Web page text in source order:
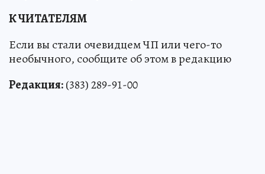
К ЧИТАТЕЛЯМ
Если вы стали очевидцем ЧП или чего-то
необычного, сообщите об этом в редакцию
Редакция:(383) 289-91-00